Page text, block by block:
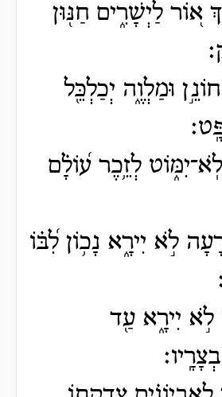
לַיְשָׁרִ֑ים חַנּ֖וּן
וּמַלְוֶ֑ה יְכַלְכֵּ֖ל
לְזֵ֥כֶר ע֝וֹלָ֗ם
לֹ֣א יִירָ֑א נָכ֥וֹן לִ֝בּ֗וֹ
יִירָ֑א עַ֖ד